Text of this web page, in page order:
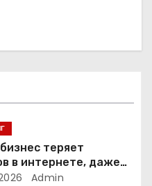
теряет
в интернете, даже
есть сайт
Admin